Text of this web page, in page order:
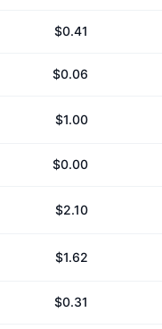
$0.41
$0.06
$1.00
$0.00
$2.10
$1.62
$0.31